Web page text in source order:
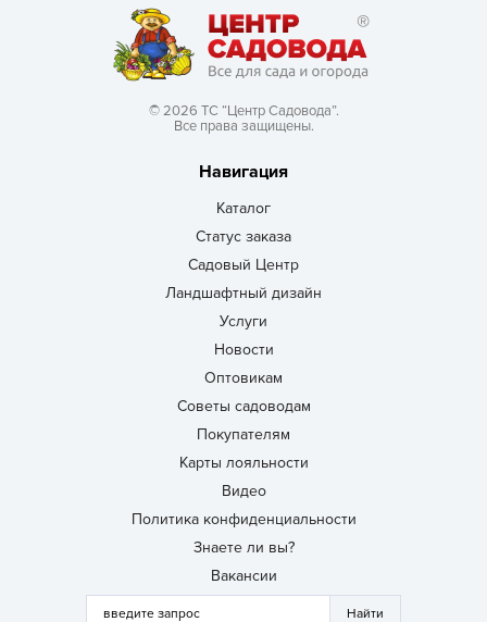
© 2026 ТС “Центр Садовода”.
Все права защищены.
Навигация
Каталог
Статус заказа
Садовый Центр
Ландшафтный дизайн
Услуги
Новости
Оптовикам
Советы садоводам
Покупателям
Карты лояльности
Видео
Политика конфиденциальности
Знаете ли вы?
Вакансии